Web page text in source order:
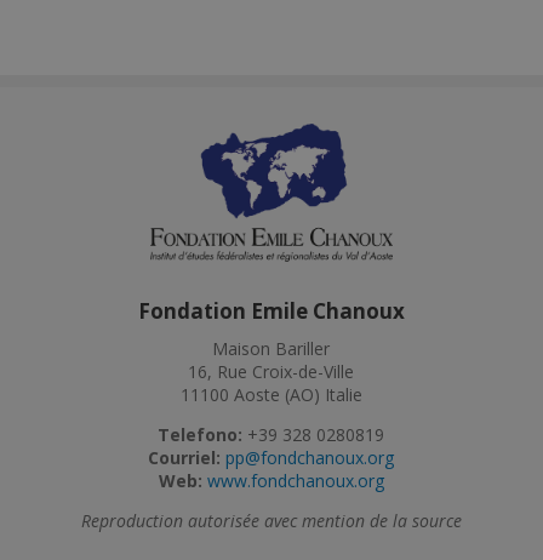
Fondation Emile Chanoux
Maison Bariller
16, Rue Croix-de-Ville
11100 Aoste (AO) Italie
Telefono: +39 328 0280819
Courriel: pp@fondchanoux.org
Web: www.fondchanoux.org
Reproduction autorisée avec mention de la source